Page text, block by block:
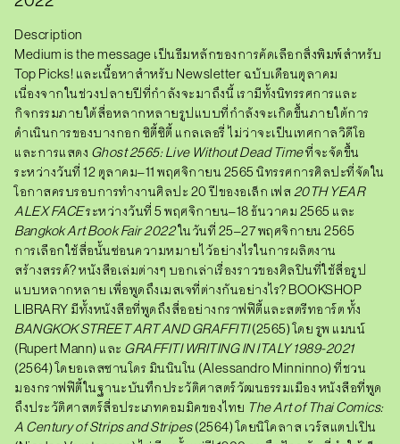
Description
Medium is the message เป็นธีมหลักของการคัดเลือกสิ่งพิมพ์สำหรับ
Top Picks! และเนื้อหาสำหรับ Newsletter ฉบับเดือนตุลาคม
เนื่องจากในช่วงปลายปีที่กำลังจะมาถึงนี้ เรามีทั้งนิทรรศการและ
กิจกรรมภายใต้สื่อหลากหลายรูปแบบที่กำลังจะเกิดขึ้นภายใต้การ
ดำเนินการของบางกอก ซิตี้ซิตี้ แกลเลอรี่ ไม่ว่าจะเป็นเทศกาลวิดีโอ
และการแสดง Ghost 2565: Live Without Dead Timeที่จะจัดขึ้น
ระหว่างวันที่ 12 ตุลาคม–11 พฤศจิกายน 2565 นิทรรศการศิลปะที่จัดใน
โอกาสครบรอบการทำงานศิลปะ 20 ปีของอเล็ก เฟส20TH YEAR
ALEX FACEระหว่างวันที่ 5 พฤศจิกายน–18 ธันวาคม 2565 และ
Bangkok Art Book Fair 2022ในวันที่ 25–27 พฤศจิกายน 2565
การเลือกใช้สื่อนั้นซ่อนความหมายไว้อย่างไรในการผลิตงาน
สร้างสรรค์? หนังสือเล่มต่างๆ บอกเล่าเรื่องราวของศิลปินที่ใช้สื่อรูป
แบบหลากหลาย เพื่อพูดถึงเมสเจที่ต่างกันอย่างไร? BOOKSHOP
LIBRARY มีทั้งหนังสือที่พูดถึงสื่ออย่างกราฟฟิตี้และสตรีทอาร์ต ทั้ง
BANGKOK STREET ART AND GRAFFITI(2565) โดย รูพ แมนน์
(Rupert Mann) และ GRAFFITI WRITING IN ITALY 1989-2021
(2564) โดยอเลสซานโดร มินนินโน (Alessandro Minninno) ที่ชวน
มองกราฟฟิตี้ในฐานะบันทึกประวัติศาสตร์วัฒนธรรมเมือง หนังสือที่พูด
ถึงประวัติศาสตร์สื่อประเภทคอมมิคของไทย The Art of Thai Comics:
A Century of Strips and Stripes(2564) โดยนิโคลาส เวร์สแตปเปิน